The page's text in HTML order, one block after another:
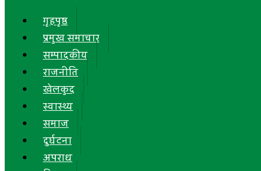
गृहपृष्ठ
प्रमुख समाचार
सम्पादकीय
राजनीति
खेलकुद
स्वास्थ्य
समाज
दुर्घटना
अपराध